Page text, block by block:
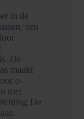
in de
een
De
maakt
e-
met
De